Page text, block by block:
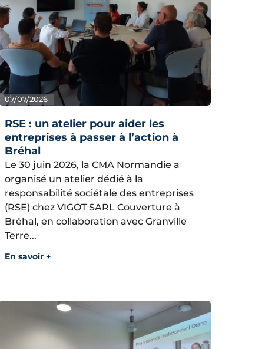
07/07/2026
RSE : un atelier pour aider les
entreprises à passer à l’action à
Bréhal
Le 30 juin 2026, la CMA Normandie a
organisé un atelier dédié à la
responsabilité sociétale des entreprises
(RSE) chez VIGOT SARL Couverture à
Bréhal, en collaboration avec Granville
Terre...
En savoir +